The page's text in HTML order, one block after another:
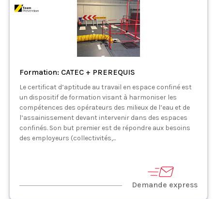
Formation: CATEC + PREREQUIS
Le certificat d’aptitude au travail en espace confiné est
un dispositif de formation visant à harmoniser les
compétences des opérateurs des milieux de l’eau et de
l’assainissement devant intervenir dans des espaces
confinés. Son but premier est de répondre aux besoins
des employeurs (collectivités,...
Demande express